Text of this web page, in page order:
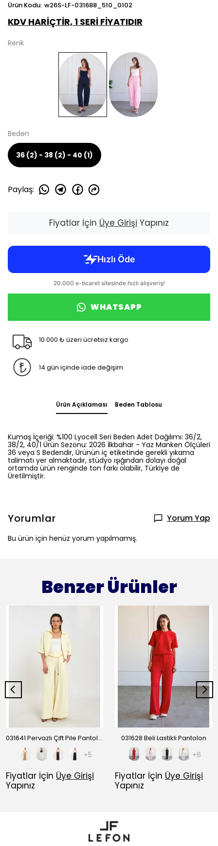
Ürün Kodu: w26S-LF-031688_510_0102
KDV HARİÇTİR, 1 SERİ FİYATIDIR
Renk
Beden
36 (2) - 38 (2) - 40 (1)
Paylaş:
Fiyatlar İçin Üye Girişi Yapınız
WHATSAPP
10.000 ₺ üzeri ücretsiz kargo
14 gün içinde iade değişim
Ürün Açıklaması Beden Tablosu
Kumaş İçeriği: %100 Lyocell Seri Beden Adet Dağılımı: 36/2,
38/2, 40/1 Ürün Sezonu: 2026 İlkbahar - Yaz Manken Ölçüleri
36 veya S Bedendir, Ürünün iç etiketinde gerekli yıkama
talimatı yer almaktadır, stüdyo ışığından dolayı doğal
ortamda ürün renginde ton farkı olabilir, Türkiye de
Üretilmiştir.
Yorumlar Yorum Yap
Bu ürün için henüz yorum yapılmamış.
Benzer Ürünler
031641 Pervazlı Çift Pile Pantolon
+5
Fiyatlar İçin Üye Girişi
Yapınız
031628 Beli Lastikli Pantolon
+6
Fiyatlar İçin Üye Girişi
Yapınız